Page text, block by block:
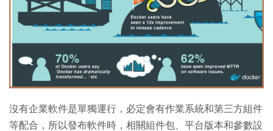
Enterprise Digital Transformation
特集
沒有企業軟件是單獨運行，必定會有作業系統和第三方組件
等配合，所以發布軟件時，相關組件包、平台版本和參數設